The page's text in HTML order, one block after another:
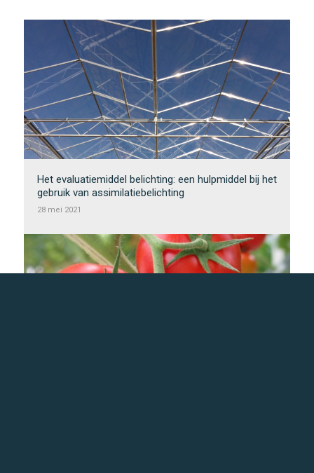
Het evaluatiemiddel belichting: een hulpmiddel bij het
gebruik van assimilatiebelichting
28 mei 2021